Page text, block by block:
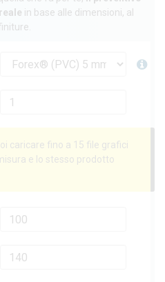
in base alle dimensioni, al
caricare fino a 15 file grafici
e lo stesso prodotto